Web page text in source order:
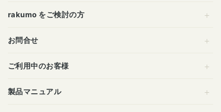
rakumo をご検討の方
お問合せ
ご利用中のお客様
製品マニュアル